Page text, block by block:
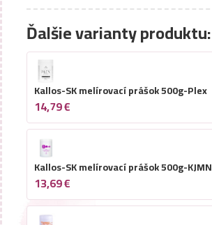
Ďalšie varianty produktu:
Kallos-SK melírovací prášok 500g-Plex
14,79€
Kallos-SK melírovací prášok 500g-KJMN
13,69€